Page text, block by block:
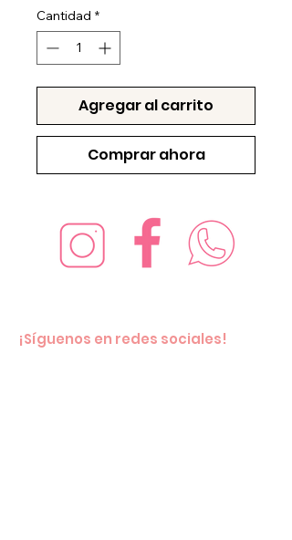
Cantidad *
Agregar al carrito
Comprar ahora
¡Síguenos en redes sociales!